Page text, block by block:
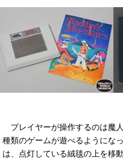
プレイヤーが操作するのは魔
種類のゲームが遊べるようにな
は、点灯している絨毯の上を移